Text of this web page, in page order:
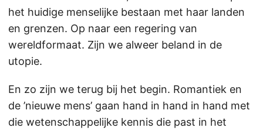
het huidige menselijke bestaan met haar landen
en grenzen. Op naar een regering van
wereldformaat. Zijn we alweer beland in de
utopie.
En zo zijn we terug bij het begin. Romantiek en
de ’nieuwe mens’ gaan hand in hand in hand met
die wetenschappelijke kennis die past in het